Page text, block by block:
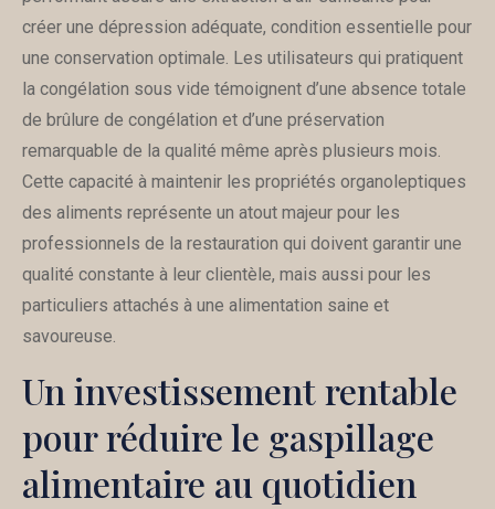
créer une dépression adéquate, condition essentielle pour
une conservation optimale. Les utilisateurs qui pratiquent
la congélation sous vide témoignent d’une absence totale
de brûlure de congélation et d’une préservation
remarquable de la qualité même après plusieurs mois.
Cette capacité à maintenir les propriétés organoleptiques
des aliments représente un atout majeur pour les
professionnels de la restauration qui doivent garantir une
qualité constante à leur clientèle, mais aussi pour les
particuliers attachés à une alimentation saine et
savoureuse.
Un investissement rentable
pour réduire le gaspillage
alimentaire au quotidien